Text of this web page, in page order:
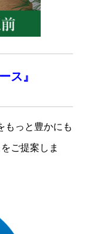
ス』
もっと豊かにも
ご提案しま